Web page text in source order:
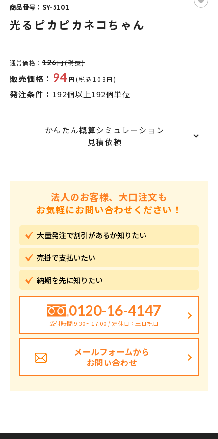
商品番号：SY-5101
光るピカピカネコちゃん
通常価格： 126円(税抜)
販売価格： 94 円(税込103円)
発注条件： 192個以上192個単位
かんたん概算シミュレーション
見積依頼
法人のお客様、大口注文も
お気軽にお問い合わせください！
大量発注で割引があるか知りたい
売掛で支払いたい
納期を先に知りたい
0120-16-4147
受付時間 9:30〜17:00 / 定休日：土日祝日
メールフォームから
お問い合わせ